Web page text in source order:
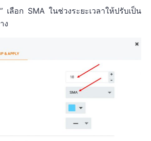
เลือก SMA ในช่วงระยะเวลาให้ปรับเป็น
ง